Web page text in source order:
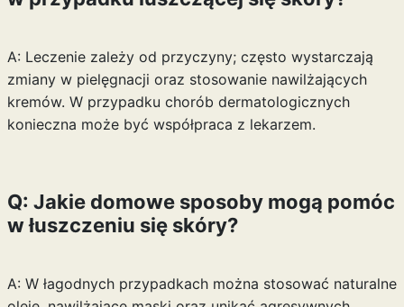
A: Leczenie zależy od przyczyny; często wystarczają
zmiany w pielęgnacji oraz stosowanie nawilżających
kremów. W przypadku chorób dermatologicznych
konieczna może być współpraca z lekarzem.
Q: Jakie domowe sposoby mogą pomóc
w łuszczeniu się skóry?
A: W łagodnych przypadkach można stosować naturalne